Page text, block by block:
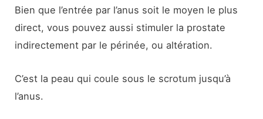
Bien que l’entrée par l’anus soit le moyen le plus
direct, vous pouvez aussi stimuler la prostate
indirectement par le périnée, ou altération.
C’est la peau qui coule sous le scrotum jusqu’à
l’anus.